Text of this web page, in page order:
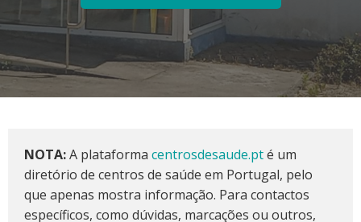
NOTA:A plataforma centrosdesaude.pté um
diretório de centros de saúde em Portugal, pelo
que apenas mostra informação. Para contactos
específicos, como dúvidas, marcações ou outros,